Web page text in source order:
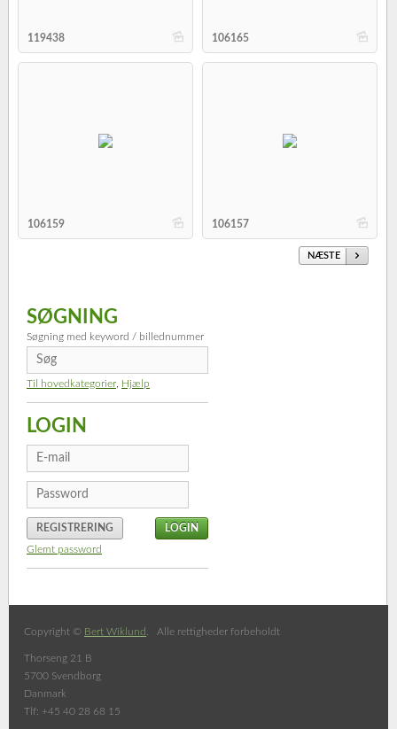
b
119438 b
106165
b
106159 b
106157
NÆSTE
SØGNING
Søgning med keyword / billednummer
Til hovedkategorier Hjælp
LOGIN
REGISTRERING
Glemt password
Copyright © Bert Wiklund . Alle rettigheder forbeholdt
Thorseng 21 B
5700 Svendborg
Danmark
Tlf: +45 40 28 68 15